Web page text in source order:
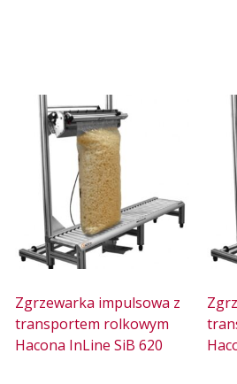
Zgrzewarka impulsowa z
transportem rolkowym
Hacona InLine SiB 620